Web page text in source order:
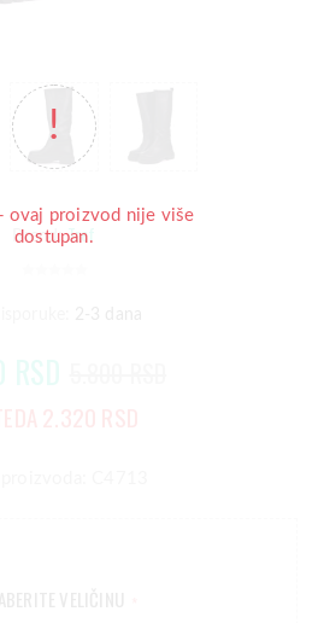
ovaj proizvod nije više
dostupan.
Brend: Tref